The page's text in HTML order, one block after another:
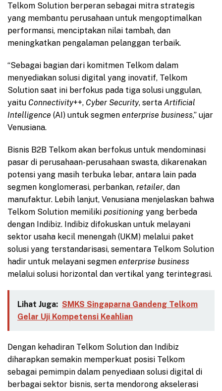
Telkom Solution berperan sebagai mitra strategis
yang membantu perusahaan untuk mengoptimalkan
performansi, menciptakan nilai tambah, dan
meningkatkan pengalaman pelanggan terbaik.
“Sebagai bagian dari komitmen Telkom dalam
menyediakan solusi digital yang inovatif, Telkom
Solution saat ini berfokus pada tiga solusi unggulan,
yaitu Connectivity++, Cyber Security, serta Artificial
Intelligence (AI) untuk segmen enterprise business,” ujar
Venusiana.
Bisnis B2B Telkom akan berfokus untuk mendominasi
pasar di perusahaan-perusahaan swasta, dikarenakan
potensi yang masih terbuka lebar, antara lain pada
segmen konglomerasi, perbankan, retailer, dan
manufaktur. Lebih lanjut, Venusiana menjelaskan bahwa
Telkom Solution memiliki positioning yang berbeda
dengan Indibiz. Indibiz difokuskan untuk melayani
sektor usaha kecil menengah (UKM) melalui paket
solusi yang terstandarisasi, sementara Telkom Solution
hadir untuk melayani segmen enterprise business
melalui solusi horizontal dan vertikal yang terintegrasi.
Lihat Juga: SMKS Singaparna Gandeng Telkom
Gelar Uji Kompetensi Keahlian
Dengan kehadiran Telkom Solution dan Indibiz
diharapkan semakin memperkuat posisi Telkom
sebagai pemimpin dalam penyediaan solusi digital di
berbagai sektor bisnis, serta mendorong akselerasi